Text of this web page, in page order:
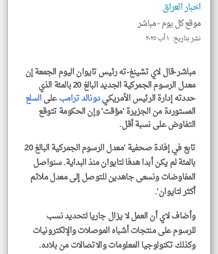
اخبار العراق
موقع كل يوم -مباشر
نشر بتاريخ: ١ أب ٢٠٢٥
مباشر-قال لاي تشينغ-ته رئيس تايوان اليوم الجمعة إن
معدل الرسوم الجمركية الجديد البالغ 20 بالمئة الذي
حددته إدارة الرئيس الأمريكيدونالد ترامبعلىالسلع
المستوردة من الجزيرة 'مؤقت' وإن الحكومة تتوقع
التفاوض على نسبة أقل.
تابع في إفادة صحفية 'معدل الرسوم الجمركية البالغ 20
بالمئة لم يكن أبدا هدفا لتايوان منذ البداية. سنواصل
المفاوضات ونسعى جاهدين للتوصل إلى معدل ملائم
أكثر لتايوان'.
وأضاف لاي أن العمل لا يزال جاريا لتحديد نسب
للرسوم على منتجات أشباه الموصلات والإلكترونيات
وكذلك تكنولوجيا المعلومات والاتصالات من بلاده.
klyoum.com